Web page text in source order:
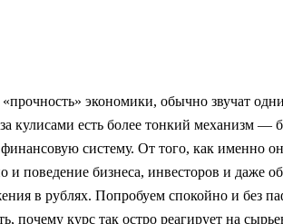
экономики, обычно звучат
кулисами есть более тонкий механизм —
финансовую систему. От того, как именно
и поведение бизнеса, инвесторов и даже
в рублях. Попробуем спокойно и без
почему курс так остро реагирует на